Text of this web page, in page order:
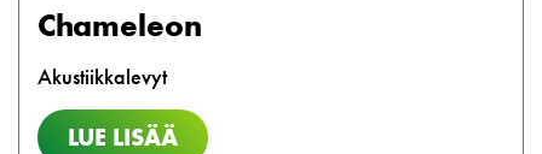
Chameleon
Akustiikkalevyt
LUE LISÄÄ